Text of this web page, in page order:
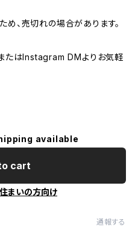
、売切れの場合があります。
またはInstagram DMよりお気軽
available
cart
まいの方向け
通報する